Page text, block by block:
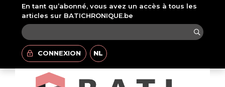
En tant qu’abonné, vous avez un accès à tous les
articles sur BATICHRONIQUE.be
CONNEXION NL